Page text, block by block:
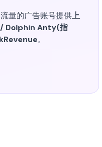
量的广告账号提供上
/ Dolphin Anty(指
。